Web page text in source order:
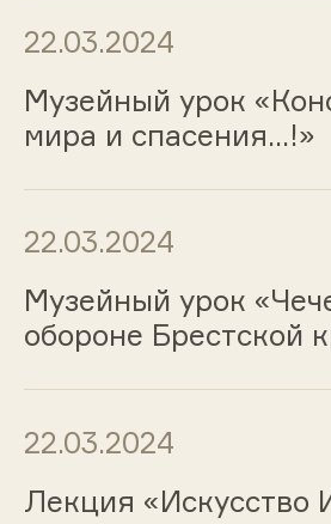
22.03.2024
Музейный урок
мира и спасения...!»
22.03.2024
Музейный урок
обороне Брестской
22.03.2024
Лекция «Искусство